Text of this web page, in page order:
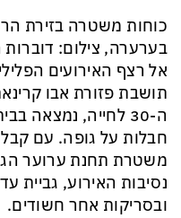
בערערה, צילום:
אל רצף האירועים
תושבת פזורת אבו
ה-30 לחייה, נמצאה
חבלות על גופה. עם
משטרת תחנת ערוער
נסיבות האירוע, גביית
ובסריקות אחר חשודים.